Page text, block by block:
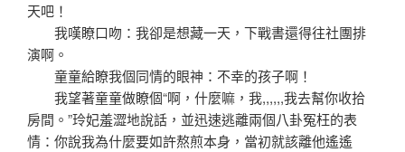
天吧！
我嘆瞭口吻：我卻是想藏一天，下戰書還得往社團排
演啊。
童童給瞭我個同情的眼神：不幸的孩子啊！
我望著童童做瞭個“啊，什麼嘛，我,,,,,,我去幫你收拾
房間。”玲妃羞澀地說話，並迅速逃離兩個八卦冤枉的表
情：你說我為什麼要如許熬煎本身，當初就該離他遙遙